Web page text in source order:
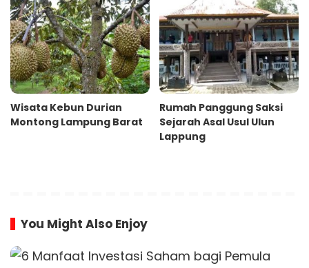
Wisata Kebun Durian
Montong Lampung Barat
Rumah Panggung Saksi
Sejarah Asal Usul Ulun
Lappung
You Might Also Enjoy